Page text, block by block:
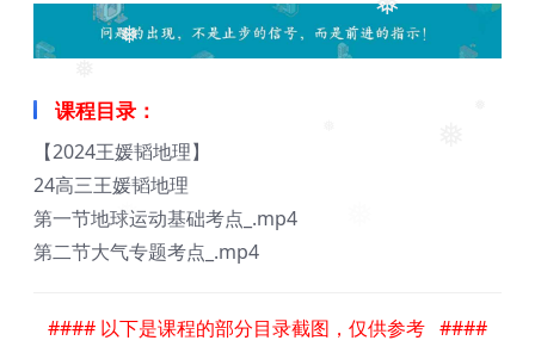
❅
❅
❅
课程目录：
【2024王媛韬地理】
24高三王媛韬地理
第一节地球运动基础考点_.mp4
第二节大气专题考点_.mp4
#### 以下是课程的部分目录截图，仅供参考 ####